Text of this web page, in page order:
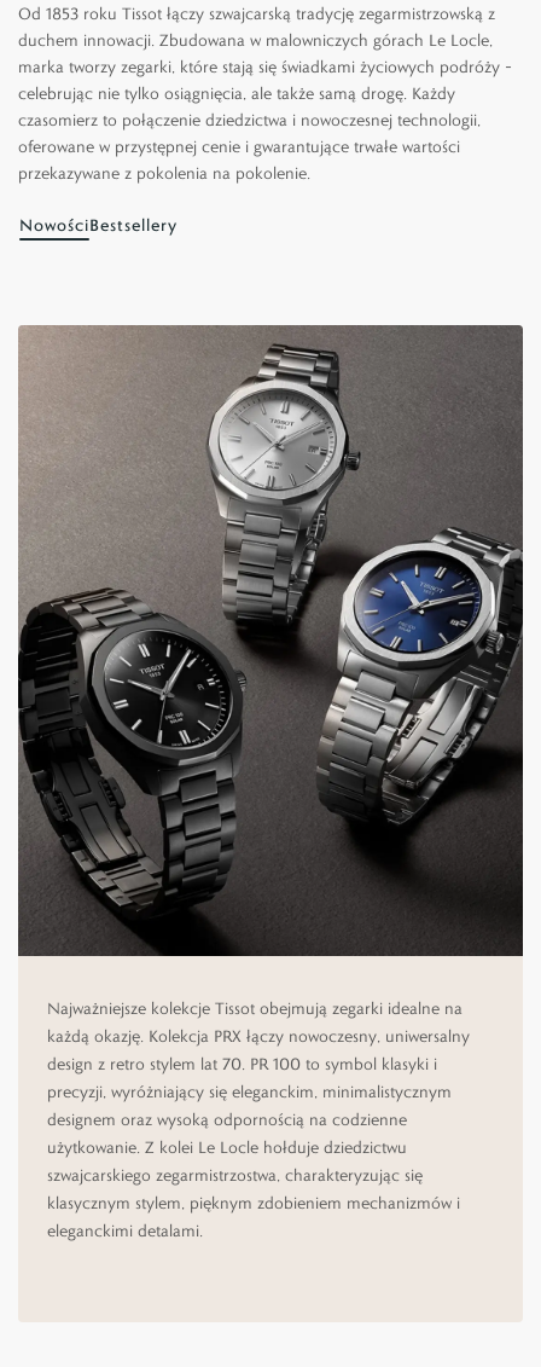
Od 1853 roku Tissot łączy szwajcarską tradycję zegarmistrzowską z
duchem innowacji. Zbudowana w malowniczych górach Le Locle,
marka tworzy zegarki, które stają się świadkami życiowych podróży –
celebrując nie tylko osiągnięcia, ale także samą drogę. Każdy
czasomierz to połączenie dziedzictwa i nowoczesnej technologii,
oferowane w przystępnej cenie i gwarantujące trwałe wartości
przekazywane z pokolenia na pokolenie.
NowościBestsellery
Najważniejsze kolekcje Tissot obejmują zegarki idealne na
każdą okazję. Kolekcja PRX łączy nowoczesny, uniwersalny
design z retro stylem lat 70. PR 100 to symbol klasyki i
precyzji, wyróżniający się eleganckim, minimalistycznym
designem oraz wysoką odpornością na codzienne
użytkowanie. Z kolei Le Locle hołduje dziedzictwu
szwajcarskiego zegarmistrzostwa, charakteryzując się
klasycznym stylem, pięknym zdobieniem mechanizmów i
eleganckimi detalami.